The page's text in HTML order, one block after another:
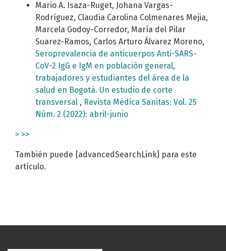
Mario A. Isaza-Ruget, Johana Vargas-
Rodríguez, Claudia Carolina Colmenares Mejia,
Marcela Godoy-Corredor, María del Pilar
Suarez-Ramos, Carlos Arturo Álvarez Moreno,
Seroprevalencia de anticuerpos Anti-SARS-
CoV-2 IgG e IgM en población general,
trabajadores y estudiantes del área de la
salud en Bogotá. Un estudio de corte
transversal , Revista Médica Sanitas: Vol. 25
Núm. 2 (2022): abril-junio
> >>
También puede {advancedSearchLink} para este
artículo.